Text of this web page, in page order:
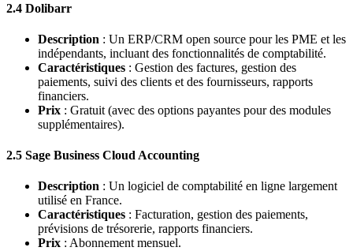
2.4 Dolibarr
Description : Un ERP/CRM open source pour les PME et les
indépendants, incluant des fonctionnalités de comptabilité.
Caractéristiques : Gestion des factures, gestion des
paiements, suivi des clients et des fournisseurs, rapports
financiers.
Prix : Gratuit (avec des options payantes pour des modules
supplémentaires).
2.5 Sage Business Cloud Accounting
Description : Un logiciel de comptabilité en ligne largement
utilisé en France.
Caractéristiques : Facturation, gestion des paiements,
prévisions de trésorerie, rapports financiers.
Prix : Abonnement mensuel.